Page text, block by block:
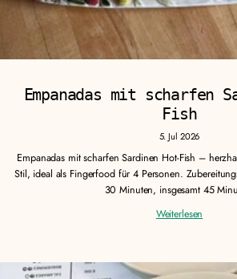
Empanadas mit scharfen
Fish
5. Jul 2026
Empanadas mit scharfen Sardinen Hot-Fish –
Stil, ideal als Fingerfood für 4 Personen.
30 Minuten, insgesamt 45
Weiterlesen